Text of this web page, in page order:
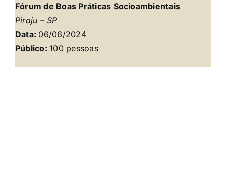
Fórum de Boas Práticas Socioambientais
Piraju – SP
Data: 06/06/2024
Público:100 pessoas